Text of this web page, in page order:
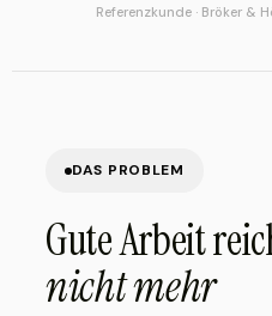
Referenzkunde · Bröker &
DAS PROBLEM
Gute Arbeit
nicht mehr